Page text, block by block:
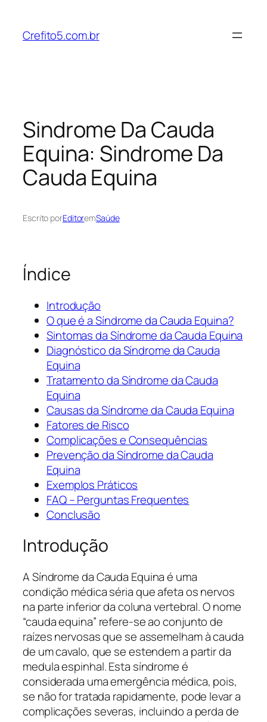
Crefito5.com.br
Sindrome Da Cauda
Equina: Sindrome Da
Cauda Equina
Escrito porEditoremSaúde
Índice
Introdução
O que é a Síndrome da Cauda Equina?
Sintomas da Síndrome da Cauda Equina
Diagnóstico da Síndrome da Cauda
Equina
Tratamento da Síndrome da Cauda
Equina
Causas da Síndrome da Cauda Equina
Fatores de Risco
Complicações e Consequências
Prevenção da Síndrome da Cauda
Equina
Exemplos Práticos
FAQ – Perguntas Frequentes
Conclusão
Introdução
A Síndrome da Cauda Equina é uma
condição médica séria que afeta os nervos
na parte inferior da coluna vertebral. O nome
“cauda equina” refere-se ao conjunto de
raízes nervosas que se assemelham à cauda
de um cavalo, que se estendem a partir da
medula espinhal. Esta síndrome é
considerada uma emergência médica, pois,
se não for tratada rapidamente, pode levar a
complicações severas, incluindo a perda de